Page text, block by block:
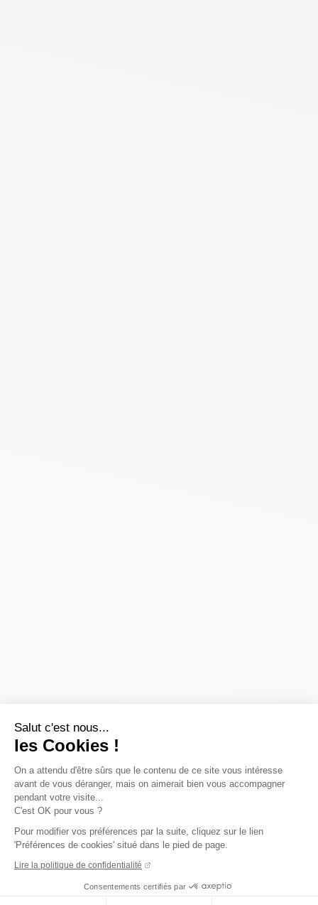
Salut c'est nous...
les Cookies !
On a attendu d'être sûrs que le contenu de ce site vous intéresse
avant de vous déranger, mais on aimerait bien vous accompagner
pendant votre visite...
C'est OK pour vous ?
Pour modifier vos préférences par la suite, cliquez sur le lien
'Préférences de cookies' situé dans le pied de page.
Lire la politique de confidentialité
Consentements certifiés par